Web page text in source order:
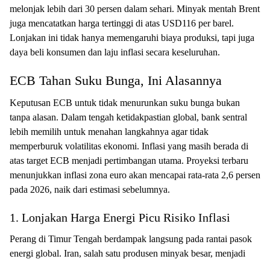
melonjak lebih dari 30 persen dalam sehari. Minyak mentah Brent
juga mencatatkan harga tertinggi di atas USD116 per barel.
Lonjakan ini tidak hanya memengaruhi biaya produksi, tapi juga
daya beli konsumen dan laju inflasi secara keseluruhan.
ECB Tahan Suku Bunga, Ini Alasannya
Keputusan ECB untuk tidak menurunkan suku bunga bukan
tanpa alasan. Dalam tengah ketidakpastian global, bank sentral
lebih memilih untuk menahan langkahnya agar tidak
memperburuk volatilitas ekonomi. Inflasi yang masih berada di
atas target ECB menjadi pertimbangan utama. Proyeksi terbaru
menunjukkan inflasi zona euro akan mencapai rata-rata 2,6 persen
pada 2026, naik dari estimasi sebelumnya.
1. Lonjakan Harga Energi Picu Risiko Inflasi
Perang di Timur Tengah berdampak langsung pada rantai pasok
energi global. Iran, salah satu produsen minyak besar, menjadi